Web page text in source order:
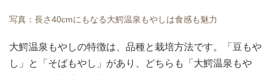
写真：長さ40cmにもなる大鰐温泉もやしは食感も魅力
大鰐温泉もやしの特徴は、品種と栽培方法です。「豆もや
し」と「そばもやし」があり、どちらも「大鰐温泉もや